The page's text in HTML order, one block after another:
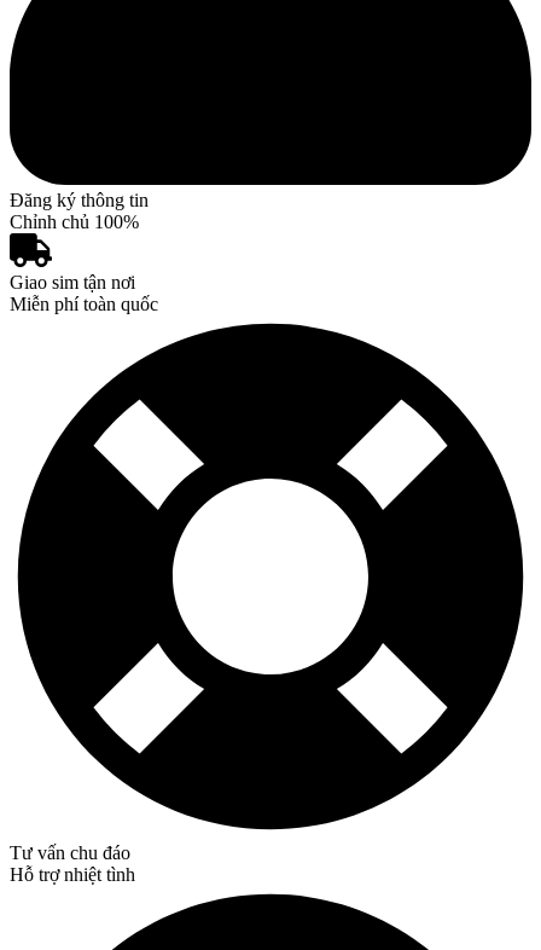
Đăng ký thông tin
Chỉnh chủ 100%
Giao sim tận nơi
Miễn phí toàn quốc
Tư vấn chu đáo
Hỗ trợ nhiệt tình